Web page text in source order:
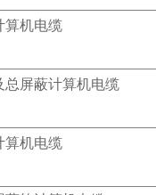
算机电缆
总屏蔽计算机电缆
算机电缆